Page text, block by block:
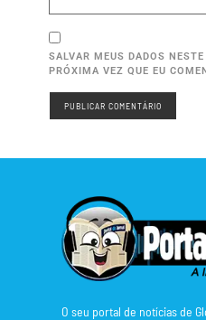
SALVAR MEUS DADOS
PRÓXIMA VEZ QUE EU
O seu portal de notícias de